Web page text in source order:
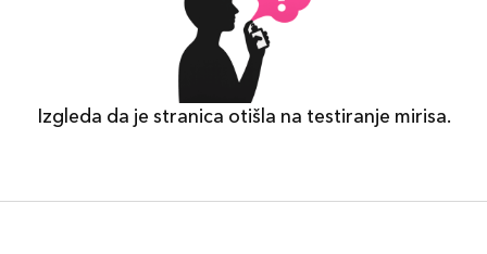
Izgleda da je stranica otišla na testiranje mirisa.